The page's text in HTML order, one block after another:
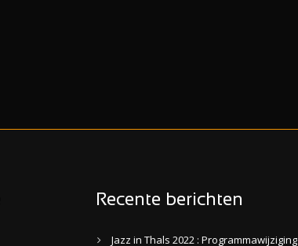
Recente berichten
Jazz in Thals 2022 : Programmawijziging